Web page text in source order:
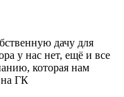
дачу для
у нас нет, ещё и все
которая нам
на ГК